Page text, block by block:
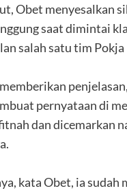
Obet menyesalkan
saat dimintai
salah satu tim Pokja
pernyataan di
dan dicemarkan
kata Obet, ia sudah